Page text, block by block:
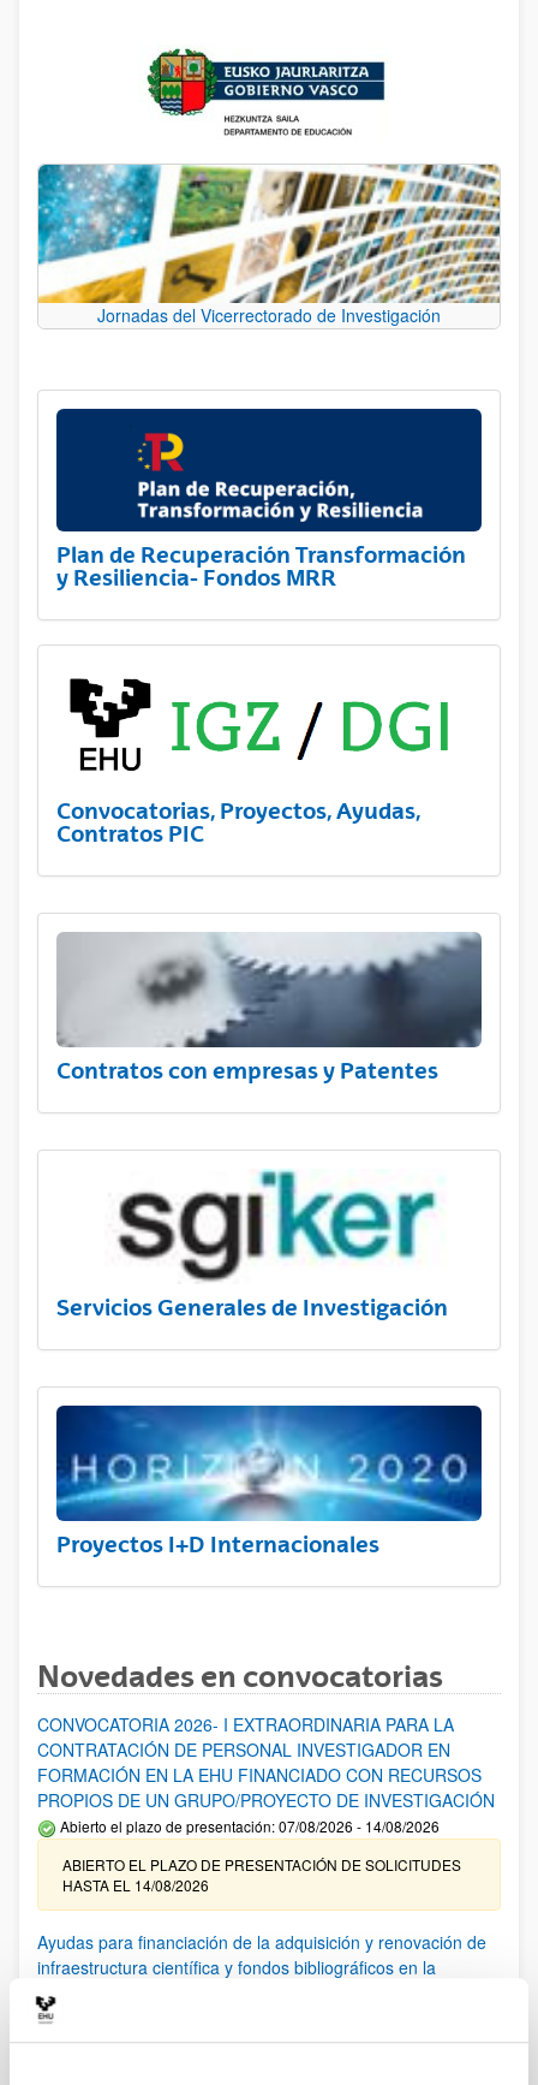
Jornadas del Vicerrectorado de Investigación
Plan de Recuperación Transformación
y Resiliencia- Fondos MRR
Convocatorias, Proyectos, Ayudas,
Contratos PIC
Contratos con empresas y Patentes
Servicios Generales de Investigación
Proyectos I+D Internacionales
Novedades en convocatorias
CONVOCATORIA 2026- I EXTRAORDINARIA PARA LA
CONTRATACIÓN DE PERSONAL INVESTIGADOR EN
FORMACIÓN EN LA EHU FINANCIADO CON RECURSOS
PROPIOS DE UN GRUPO/PROYECTO DE INVESTIGACIÓN
Abierto el plazo de presentación: 07/08/2026 - 14/08/2026
ABIERTO EL PLAZO DE PRESENTACIÓN DE SOLICITUDES
HASTA EL 14/08/2026
Ayudas para financiación de la adquisición y renovación de
infraestructura científica y fondos bibliográficos en la
UPV/EHU 2026